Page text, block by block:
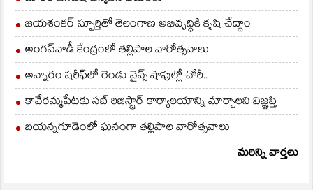
జయశంకర్ స్ఫూర్తితో తెలంగాణ అభివృద్ధికి కృషి చేద్దాం
అంగన్‌వాడీ కేంద్రంలో తల్లిపాల వారోత్సవాలు
అన్నారం షరీఫ్‌లో రెండు వైన్స్ షాపుల్లో చోరీ..
కావేరమ్మపేటకు సబ్ రిజిస్ట్రార్ కార్యాలయాన్ని మార్చాలని విజ్ఞప్తి
బయన్నగూడెంలో ఘనంగా తల్లిపాల వారోత్సవాలు
మరిన్ని వార్తలు